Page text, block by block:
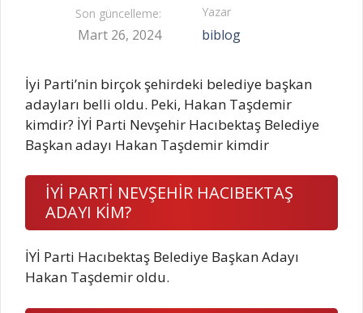
Son güncelleme:
Mart 26, 2024
Yazar
biblog
İyi Parti’nin birçok şehirdeki belediye başkan
adayları belli oldu. Peki, Hakan Taşdemir
kimdir? İYİ Parti Nevşehir Hacıbektaş Belediye
Başkan adayı Hakan Taşdemir kimdir
İYİ PARTİ NEVŞEHİR HACIBEKTAŞ
ADAYI KİM?
İYİ Parti Hacıbektaş Belediye Başkan Adayı
Hakan Taşdemir oldu.